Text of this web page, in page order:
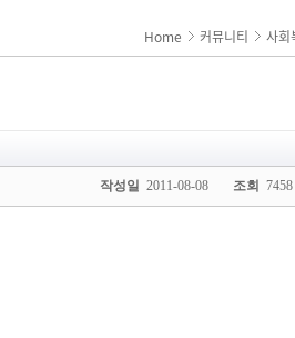
Home 커뮤니티 사회
작성일 2011-08-08 조회 7458